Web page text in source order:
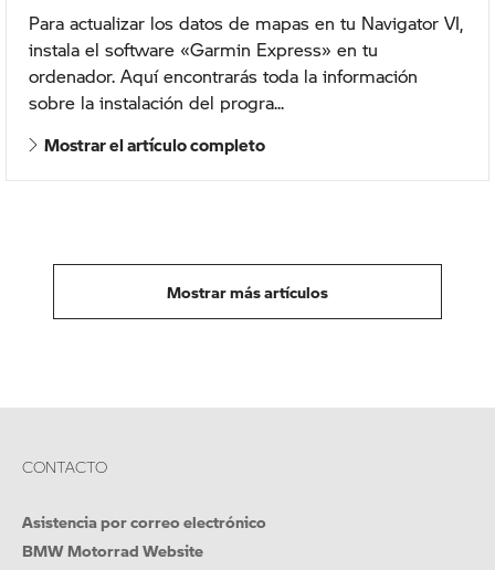
Para actualizar los datos de mapas en tu Navigator VI,
instala el software «Garmin Express» en tu
ordenador. Aquí encontrarás toda la información
sobre la instalación del progra...
Mostrar el artículo completo
Mostrar más artículos
CONTACTO
Asistencia por correo electrónico
BMW Motorrad Website